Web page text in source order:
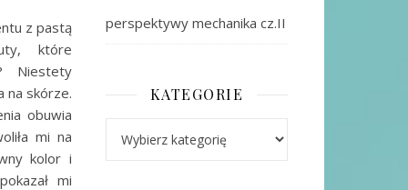
z pastą
które
Niestety
na skórze.
obuwia
mi na
kolor i
mi
perspektywy mechanika cz.II
KATEGORIE